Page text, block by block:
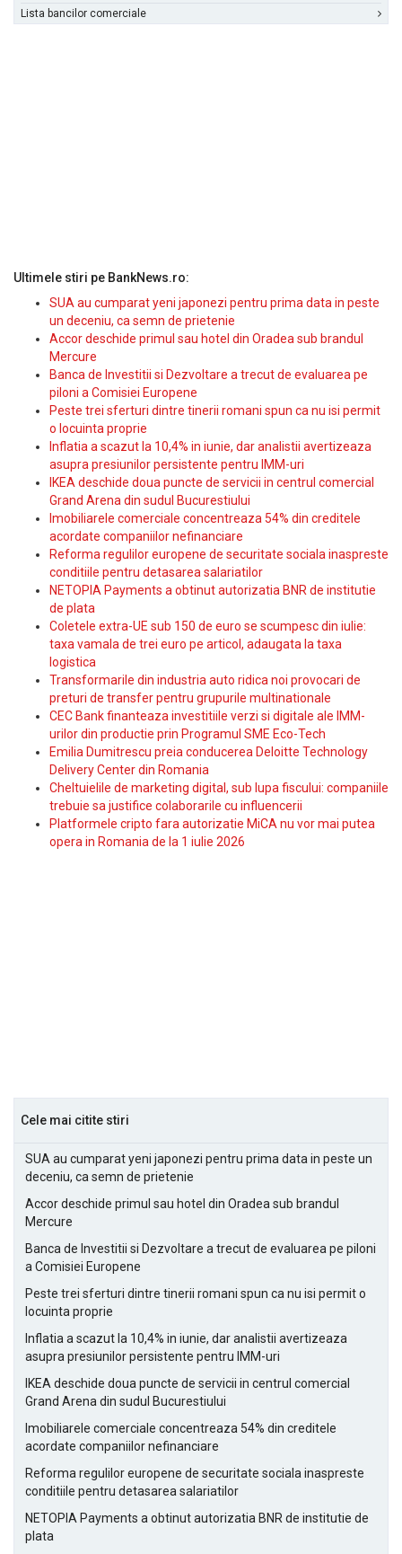
Lista bancilor comerciale
Ultimele stiri pe BankNews.ro:
SUA au cumparat yeni japonezi pentru prima data in peste
un deceniu, ca semn de prietenie
Accor deschide primul sau hotel din Oradea sub brandul
Mercure
Banca de Investitii si Dezvoltare a trecut de evaluarea pe
piloni a Comisiei Europene
Peste trei sferturi dintre tinerii romani spun ca nu isi permit
o locuinta proprie
Inflatia a scazut la 10,4% in iunie, dar analistii avertizeaza
asupra presiunilor persistente pentru IMM-uri
IKEA deschide doua puncte de servicii in centrul comercial
Grand Arena din sudul Bucurestiului
Imobiliarele comerciale concentreaza 54% din creditele
acordate companiilor nefinanciare
Reforma regulilor europene de securitate sociala inaspreste
conditiile pentru detasarea salariatilor
NETOPIA Payments a obtinut autorizatia BNR de institutie
de plata
Coletele extra-UE sub 150 de euro se scumpesc din iulie:
taxa vamala de trei euro pe articol, adaugata la taxa
logistica
Transformarile din industria auto ridica noi provocari de
preturi de transfer pentru grupurile multinationale
CEC Bank finanteaza investitiile verzi si digitale ale IMM-
urilor din productie prin Programul SME Eco-Tech
Emilia Dumitrescu preia conducerea Deloitte Technology
Delivery Center din Romania
Cheltuielile de marketing digital, sub lupa fiscului: companiile
trebuie sa justifice colaborarile cu influencerii
Platformele cripto fara autorizatie MiCA nu vor mai putea
opera in Romania de la 1 iulie 2026
Cele mai citite stiri
SUA au cumparat yeni japonezi pentru prima data in peste un
deceniu, ca semn de prietenie
Accor deschide primul sau hotel din Oradea sub brandul
Mercure
Banca de Investitii si Dezvoltare a trecut de evaluarea pe piloni
a Comisiei Europene
Peste trei sferturi dintre tinerii romani spun ca nu isi permit o
locuinta proprie
Inflatia a scazut la 10,4% in iunie, dar analistii avertizeaza
asupra presiunilor persistente pentru IMM-uri
IKEA deschide doua puncte de servicii in centrul comercial
Grand Arena din sudul Bucurestiului
Imobiliarele comerciale concentreaza 54% din creditele
acordate companiilor nefinanciare
Reforma regulilor europene de securitate sociala inaspreste
conditiile pentru detasarea salariatilor
NETOPIA Payments a obtinut autorizatia BNR de institutie de
plata